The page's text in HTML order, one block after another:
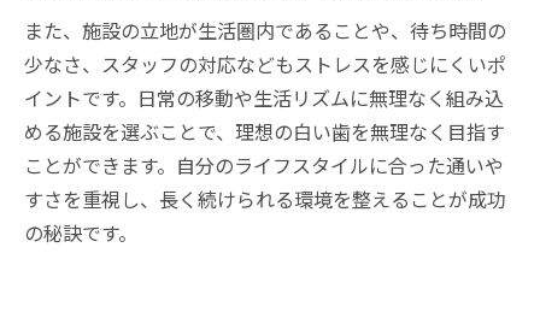
また、施設の立地が生活圏内であることや、待ち時間の
少なさ、スタッフの対応などもストレスを感じにくいポ
イントです。日常の移動や生活リズムに無理なく組み込
める施設を選ぶことで、理想の白い歯を無理なく目指す
ことができます。自分のライフスタイルに合った通いや
すさを重視し、長く続けられる環境を整えることが成功
の秘訣です。